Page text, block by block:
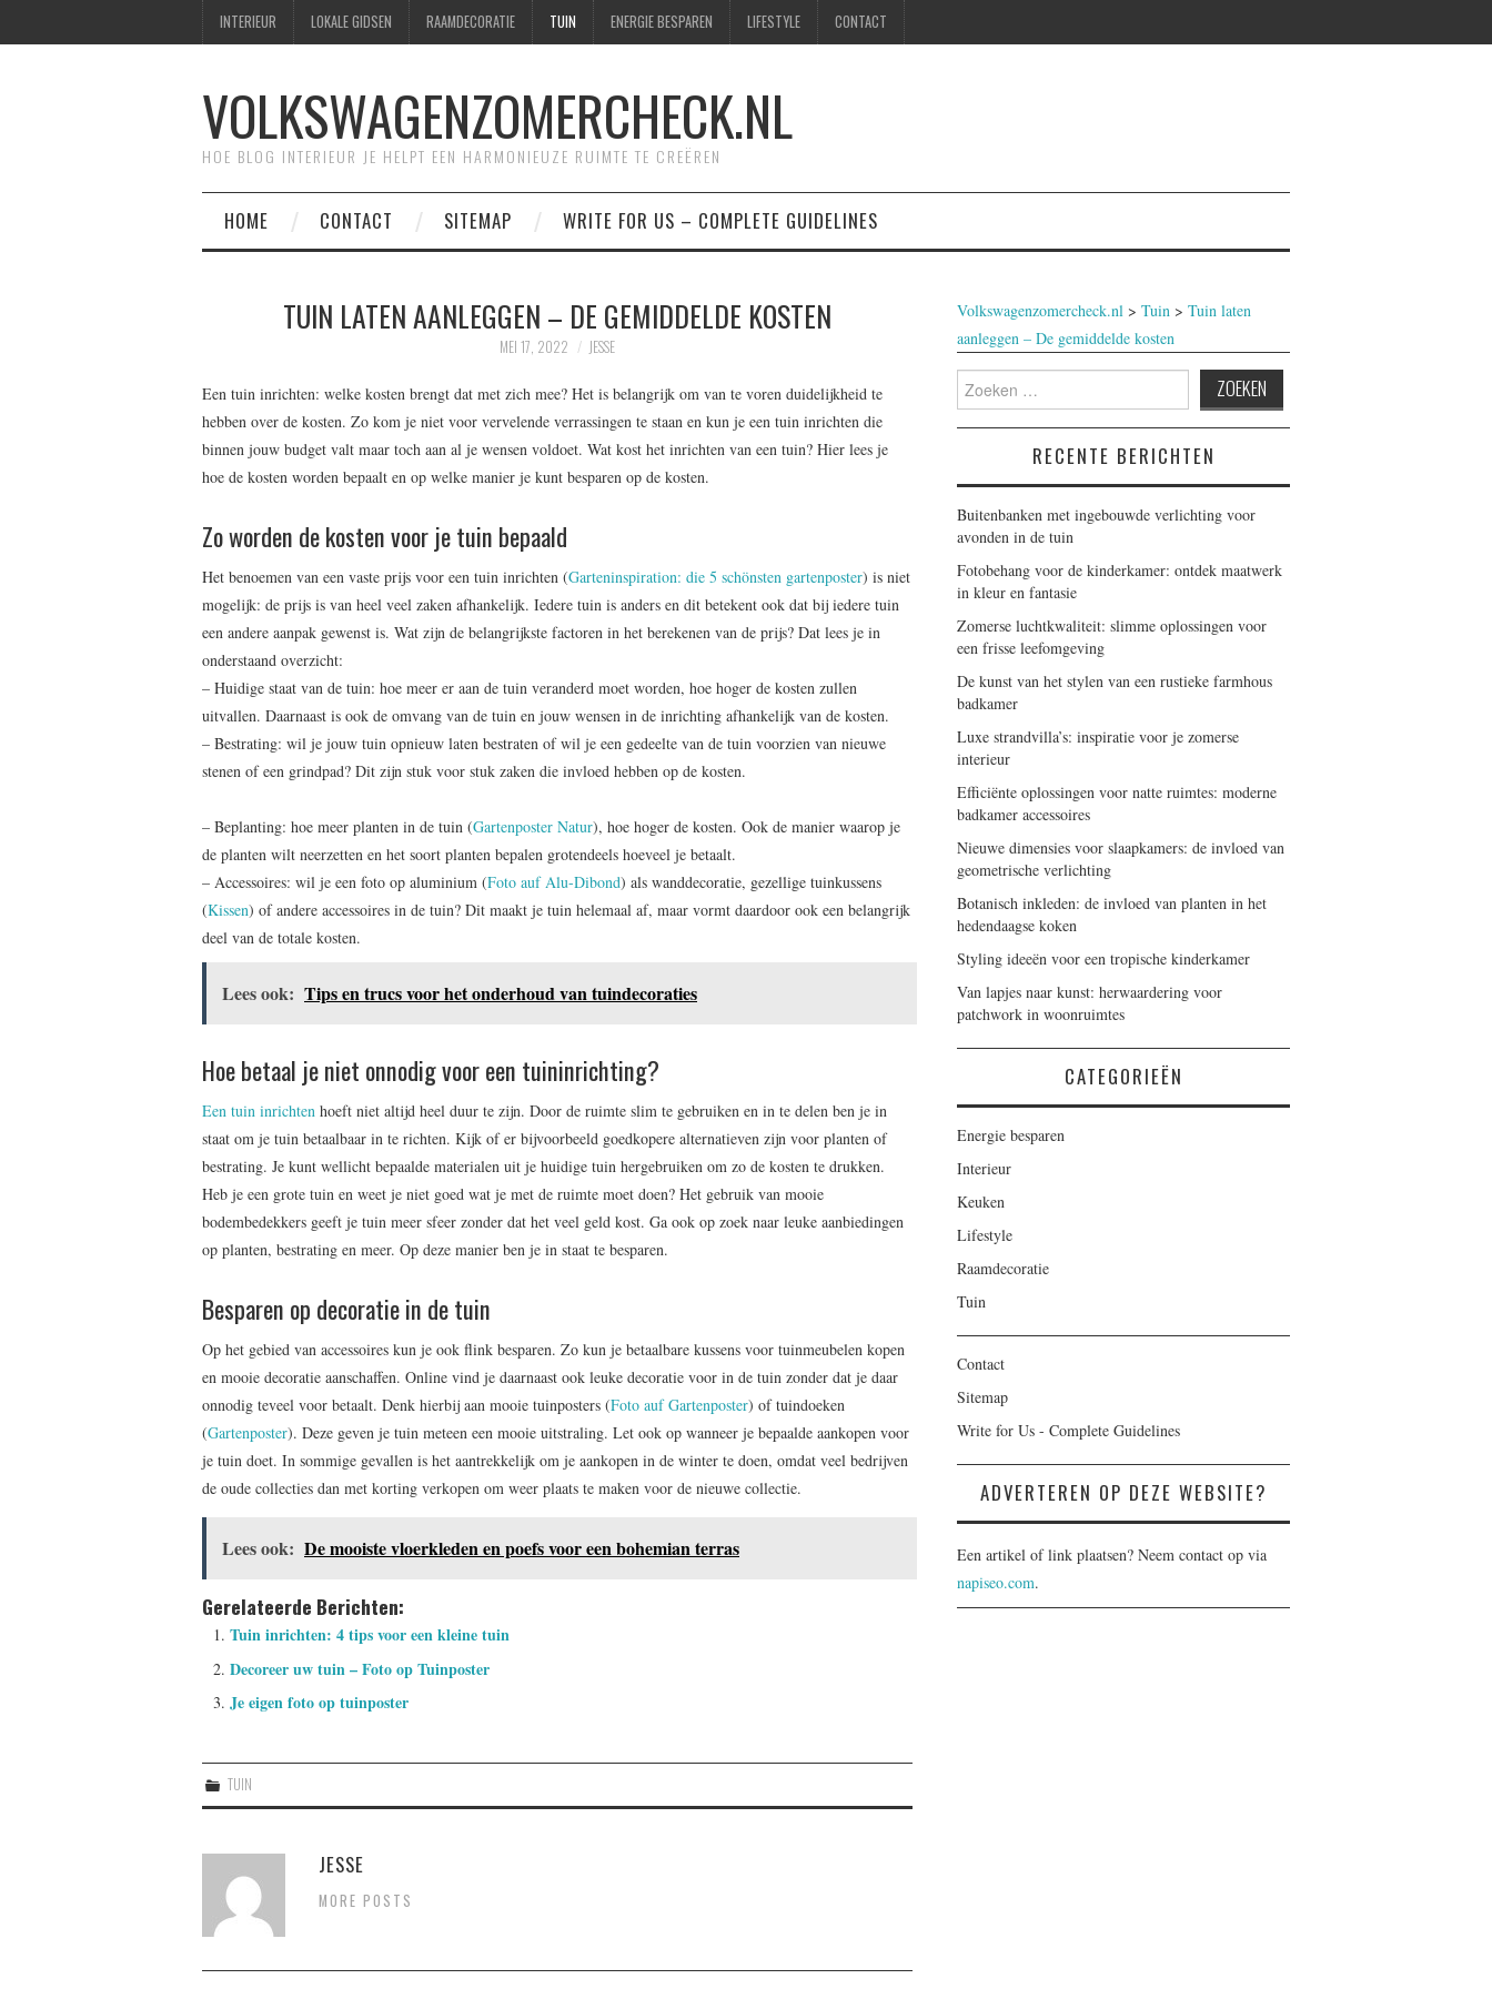
INTERIEUR LOKALE GIDSEN RAAMDECORATIE TUIN ENERGIE BESPAREN LIFESTYLE CONTACT
VOLKSWAGENZOMERCHECK.NL
HOE BLOG INTERIEUR JE HELPT EEN HARMONIEUZE RUIMTE TE CREËREN
HOME CONTACT SITEMAP WRITE FOR US – COMPLETE GUIDELINES
TUIN LATEN AANLEGGEN – DE GEMIDDELDE KOSTEN
MEI 17, 2022 JESSE
Een tuin inrichten: welke kosten brengt dat met zich mee? Het is belangrijk om van te voren duidelijkheid te
hebben over de kosten. Zo kom je niet voor vervelende verrassingen te staan en kun je een tuin inrichten die
binnen jouw budget valt maar toch aan al je wensen voldoet. Wat kost het inrichten van een tuin? Hier lees je
hoe de kosten worden bepaalt en op welke manier je kunt besparen op de kosten.
Zo worden de kosten voor je tuin bepaald
Het benoemen van een vaste prijs voor een tuin inrichten (Garteninspiration: die 5 schönsten gartenposter) is niet
mogelijk: de prijs is van heel veel zaken afhankelijk. Iedere tuin is anders en dit betekent ook dat bij iedere tuin
een andere aanpak gewenst is. Wat zijn de belangrijkste factoren in het berekenen van de prijs? Dat lees je in
onderstaand overzicht:
– Huidige staat van de tuin: hoe meer er aan de tuin veranderd moet worden, hoe hoger de kosten zullen
uitvallen. Daarnaast is ook de omvang van de tuin en jouw wensen in de inrichting afhankelijk van de kosten.
– Bestrating: wil je jouw tuin opnieuw laten bestraten of wil je een gedeelte van de tuin voorzien van nieuwe
stenen of een grindpad? Dit zijn stuk voor stuk zaken die invloed hebben op de kosten.
– Beplanting: hoe meer planten in de tuin (Gartenposter Natur), hoe hoger de kosten. Ook de manier waarop je
de planten wilt neerzetten en het soort planten bepalen grotendeels hoeveel je betaalt.
– Accessoires: wil je een foto op aluminium (Foto auf Alu-Dibond) als wanddecoratie, gezellige tuinkussens
(Kissen) of andere accessoires in de tuin? Dit maakt je tuin helemaal af, maar vormt daardoor ook een belangrijk
deel van de totale kosten.
Lees ook: Tips en trucs voor het onderhoud van tuindecoraties
Hoe betaal je niet onnodig voor een tuininrichting?
Een tuin inrichten hoeft niet altijd heel duur te zijn. Door de ruimte slim te gebruiken en in te delen ben je in
staat om je tuin betaalbaar in te richten. Kijk of er bijvoorbeeld goedkopere alternatieven zijn voor planten of
bestrating. Je kunt wellicht bepaalde materialen uit je huidige tuin hergebruiken om zo de kosten te drukken.
Heb je een grote tuin en weet je niet goed wat je met de ruimte moet doen? Het gebruik van mooie
bodembedekkers geeft je tuin meer sfeer zonder dat het veel geld kost. Ga ook op zoek naar leuke aanbiedingen
op planten, bestrating en meer. Op deze manier ben je in staat te besparen.
Besparen op decoratie in de tuin
Op het gebied van accessoires kun je ook flink besparen. Zo kun je betaalbare kussens voor tuinmeubelen kopen
en mooie decoratie aanschaffen. Online vind je daarnaast ook leuke decoratie voor in de tuin zonder dat je daar
onnodig teveel voor betaalt. Denk hierbij aan mooie tuinposters (Foto auf Gartenposter) of tuindoeken
(Gartenposter). Deze geven je tuin meteen een mooie uitstraling. Let ook op wanneer je bepaalde aankopen voor
je tuin doet. In sommige gevallen is het aantrekkelijk om je aankopen in de winter te doen, omdat veel bedrijven
de oude collecties dan met korting verkopen om weer plaats te maken voor de nieuwe collectie.
Lees ook: De mooiste vloerkleden en poefs voor een bohemian terras
Gerelateerde Berichten:
Tuin inrichten: 4 tips voor een kleine tuin
Decoreer uw tuin – Foto op Tuinposter
Je eigen foto op tuinposter
TUIN
JESSE
MORE POSTS
Volkswagenzomercheck.nl > Tuin > Tuin laten
aanleggen – De gemiddelde kosten
Zoeken
naar:
RECENTE BERICHTEN
Buitenbanken met ingebouwde verlichting voor
avonden in de tuin
Fotobehang voor de kinderkamer: ontdek maatwerk
in kleur en fantasie
Zomerse luchtkwaliteit: slimme oplossingen voor
een frisse leefomgeving
De kunst van het stylen van een rustieke farmhous
badkamer
Luxe strandvilla’s: inspiratie voor je zomerse
interieur
Efficiënte oplossingen voor natte ruimtes: moderne
badkamer accessoires
Nieuwe dimensies voor slaapkamers: de invloed van
geometrische verlichting
Botanisch inkleden: de invloed van planten in het
hedendaagse koken
Styling ideeën voor een tropische kinderkamer
Van lapjes naar kunst: herwaardering voor
patchwork in woonruimtes
CATEGORIEËN
Energie besparen
Interieur
Keuken
Lifestyle
Raamdecoratie
Tuin
Contact
Sitemap
Write for Us - Complete Guidelines
ADVERTEREN OP DEZE WEBSITE?
Een artikel of link plaatsen? Neem contact op via
napiseo.com.